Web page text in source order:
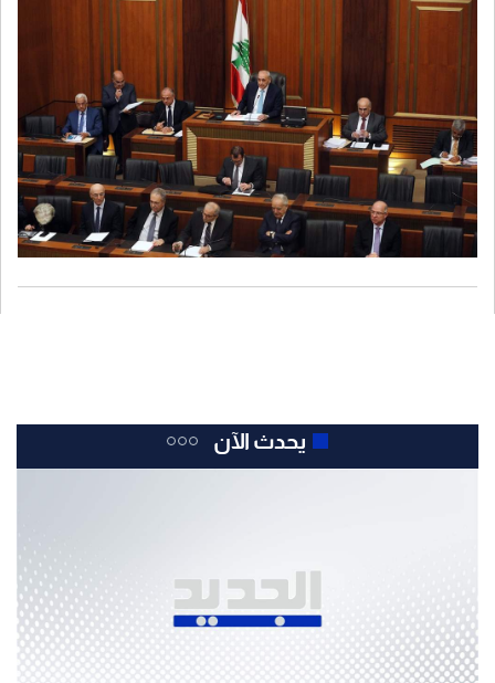
باكثرية كبيرة، في ضوء ما جرى مؤخرا".
يحدث الآن